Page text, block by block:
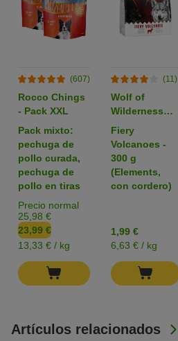
Artículos relacionados
(607)
Rocco Chings
- Pack XXL
Pack mixto:
pechuga de
pollo curada,
pechuga de
pollo en tiras
Precio normal
25,98 €
23,99 €
13,33 € / kg
(11)
Wolf of
Wilderness
pienso para
perros -
Formato de
prueba
Fiery
Volcanoes -
300 g
(Elements,
con cordero)
1,99 €
6,63 € / kg